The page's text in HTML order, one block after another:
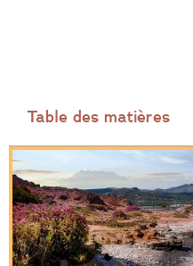
Table des matières